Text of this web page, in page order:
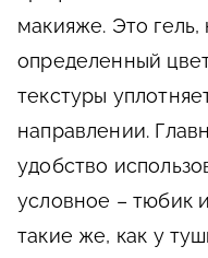
макияже. Это
определенный
текстуры
направлении.
удобство
условное – тюбик
такие же, как у